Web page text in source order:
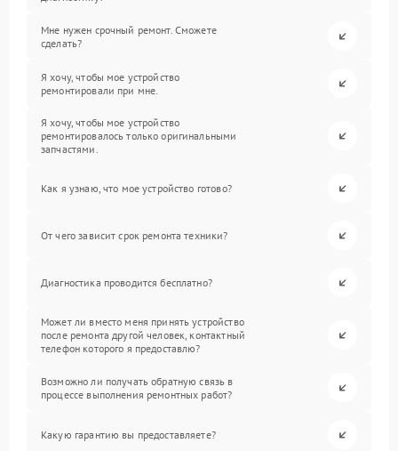
Мне нужен срочный ремонт. Сможете
сделать?
Я хочу, чтобы мое устройство
ремонтировали при мне.
Я хочу, чтобы мое устройство
ремонтировалось только оригинальными
запчастями.
Как я узнаю, что мое устройство готово?
От чего зависит срок ремонта техники?
Диагностика проводится бесплатно?
Может ли вместо меня принять устройство
после ремонта другой человек, контактный
телефон которого я предоставлю?
Возможно ли получать обратную связь в
процессе выполнения ремонтных работ?
Какую гарантию вы предоставляете?